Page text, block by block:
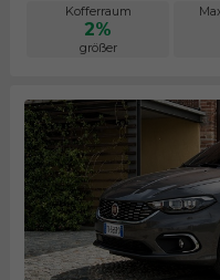
Kofferraum
2%
größer